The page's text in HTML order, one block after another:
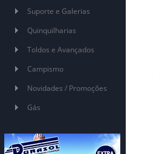
Suporte e Galerias
Quinquilharias
Toldos e Avançados
Campismo
Novidades / Promoções
Gás